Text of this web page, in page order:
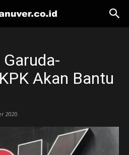
Akan Bantu
2020